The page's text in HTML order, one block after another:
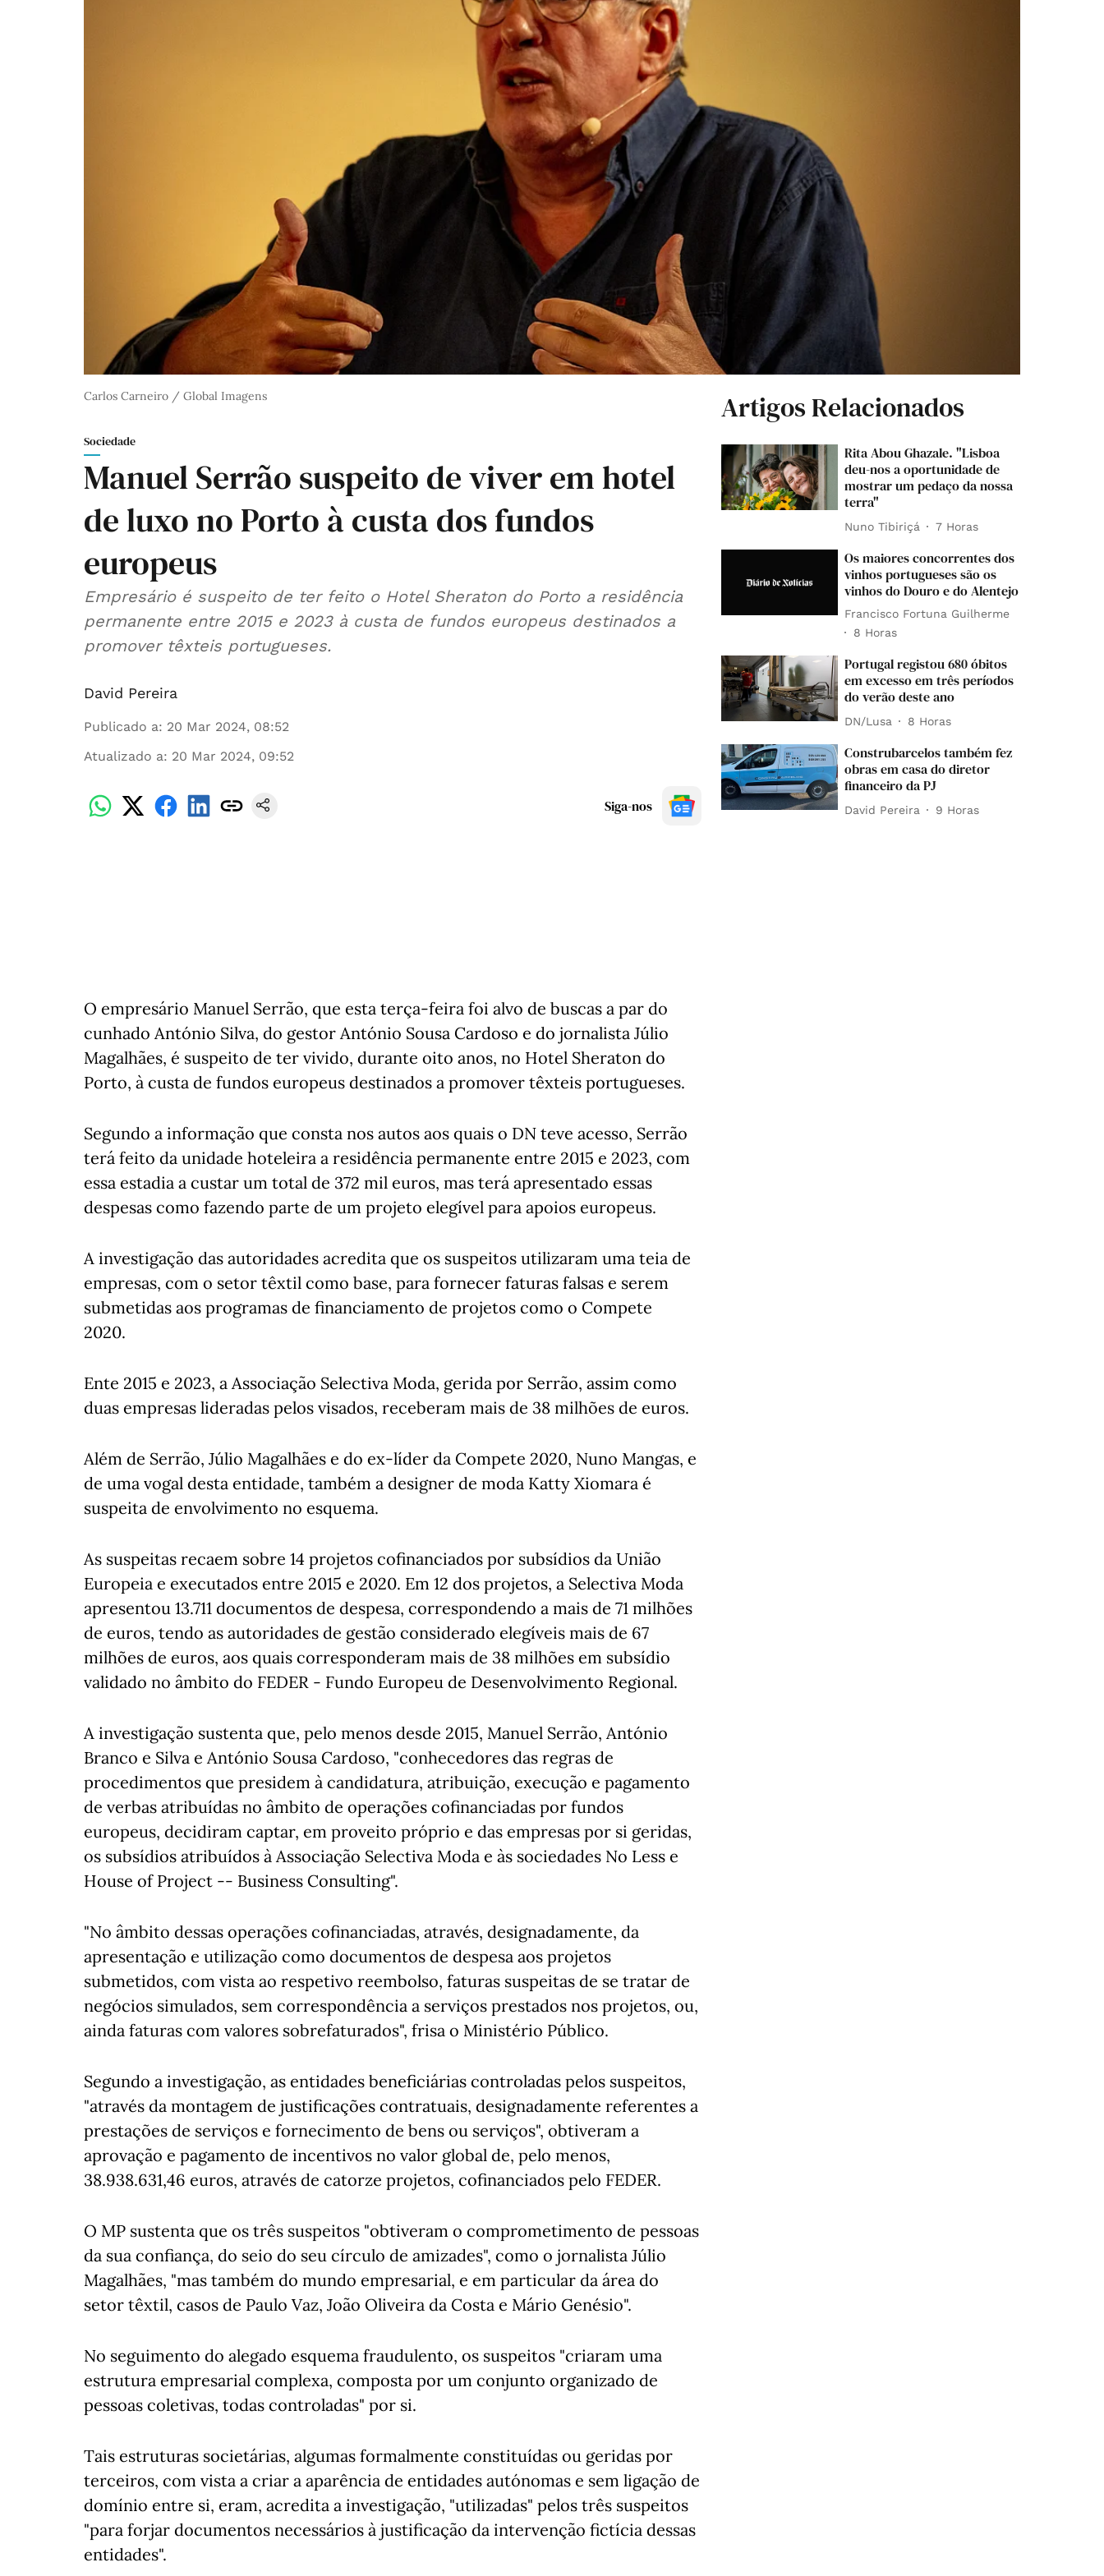
Carlos Carneiro / Global Imagens
Sociedade
Manuel Serrão suspeito de viver em hotel
de luxo no Porto à custa dos fundos
europeus
Empresário é suspeito de ter feito o Hotel Sheraton do Porto a residência
permanente entre 2015 e 2023 à custa de fundos europeus destinados a
promover têxteis portugueses.
David Pereira
Publicado a: 20 Mar 2024, 08:52
Atualizado a: 20 Mar 2024, 09:52
Siga-nos
O empresário Manuel Serrão, que esta terça-feira foi alvo de buscas a par do
cunhado António Silva, do gestor António Sousa Cardoso e do jornalista Júlio
Magalhães, é suspeito de ter vivido, durante oito anos, no Hotel Sheraton do
Porto, à custa de fundos europeus destinados a promover têxteis portugueses.
Segundo a informação que consta nos autos aos quais o DN teve acesso, Serrão
terá feito da unidade hoteleira a residência permanente entre 2015 e 2023, com
essa estadia a custar um total de 372 mil euros, mas terá apresentado essas
despesas como fazendo parte de um projeto elegível para apoios europeus.
A investigação das autoridades acredita que os suspeitos utilizaram uma teia de
empresas, com o setor têxtil como base, para fornecer faturas falsas e serem
submetidas aos programas de financiamento de projetos como o Compete
2020.
Ente 2015 e 2023, a Associação Selectiva Moda, gerida por Serrão, assim como
duas empresas lideradas pelos visados, receberam mais de 38 milhões de euros.
Além de Serrão, Júlio Magalhães e do ex-líder da Compete 2020, Nuno Mangas, e
de uma vogal desta entidade, também a designer de moda Katty Xiomara é
suspeita de envolvimento no esquema.
As suspeitas recaem sobre 14 projetos cofinanciados por subsídios da União
Europeia e executados entre 2015 e 2020. Em 12 dos projetos, a Selectiva Moda
apresentou 13.711 documentos de despesa, correspondendo a mais de 71 milhões
de euros, tendo as autoridades de gestão considerado elegíveis mais de 67
milhões de euros, aos quais corresponderam mais de 38 milhões em subsídio
validado no âmbito do FEDER - Fundo Europeu de Desenvolvimento Regional.
A investigação sustenta que, pelo menos desde 2015, Manuel Serrão, António
Branco e Silva e António Sousa Cardoso, "conhecedores das regras de
procedimentos que presidem à candidatura, atribuição, execução e pagamento
de verbas atribuídas no âmbito de operações cofinanciadas por fundos
europeus, decidiram captar, em proveito próprio e das empresas por si geridas,
os subsídios atribuídos à Associação Selectiva Moda e às sociedades No Less e
House of Project -- Business Consulting".
"No âmbito dessas operações cofinanciadas, através, designadamente, da
apresentação e utilização como documentos de despesa aos projetos
submetidos, com vista ao respetivo reembolso, faturas suspeitas de se tratar de
negócios simulados, sem correspondência a serviços prestados nos projetos, ou,
ainda faturas com valores sobrefaturados", frisa o Ministério Público.
Segundo a investigação, as entidades beneficiárias controladas pelos suspeitos,
"através da montagem de justificações contratuais, designadamente referentes a
prestações de serviços e fornecimento de bens ou serviços", obtiveram a
aprovação e pagamento de incentivos no valor global de, pelo menos,
38.938.631,46 euros, através de catorze projetos, cofinanciados pelo FEDER.
O MP sustenta que os três suspeitos "obtiveram o comprometimento de pessoas
da sua confiança, do seio do seu círculo de amizades", como o jornalista Júlio
Magalhães, "mas também do mundo empresarial, e em particular da área do
setor têxtil, casos de Paulo Vaz, João Oliveira da Costa e Mário Genésio".
No seguimento do alegado esquema fraudulento, os suspeitos "criaram uma
estrutura empresarial complexa, composta por um conjunto organizado de
pessoas coletivas, todas controladas" por si.
Tais estruturas societárias, algumas formalmente constituídas ou geridas por
terceiros, com vista a criar a aparência de entidades autónomas e sem ligação de
domínio entre si, eram, acredita a investigação, "utilizadas" pelos três suspeitos
"para forjar documentos necessários à justificação da intervenção fictícia dessas
entidades".
Artigos Relacionados
Rita Abou Ghazale. "Lisboa
deu-nos a oportunidade de
mostrar um pedaço da nossa
terra"
Nuno Tibiriçá 7 Horas
Os maiores concorrentes dos
vinhos portugueses são os
vinhos do Douro e do Alentejo
Francisco Fortuna Guilherme
8 Horas
Portugal registou 680 óbitos
em excesso em três períodos
do verão deste ano
DN/Lusa 8 Horas
Construbarcelos também fez
obras em casa do diretor
financeiro da PJ
David Pereira 9 Horas